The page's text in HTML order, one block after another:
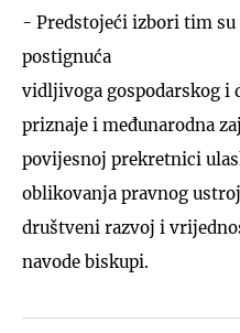
- Predstojeći izbori tim su
postignuća
vidljivoga gospodarskog i
priznaje i međunarodna
povijesnoj prekretnici
oblikovanja pravnog
društveni razvoj i
navode biskupi.